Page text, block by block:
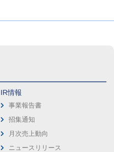
IR情報
事業報告書
招集通知
月次売上動向
ニュースリリース